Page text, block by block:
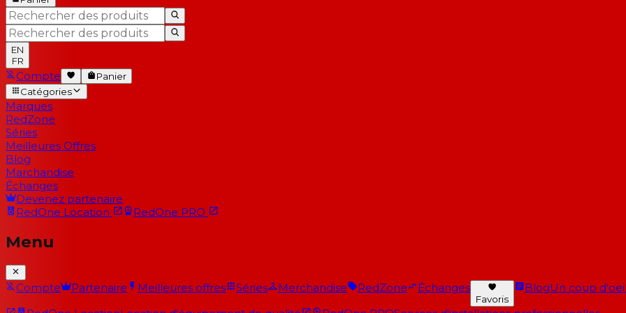
EN
FR
Compte
Panier
Catégories
Marques
RedZone
Séries
Meilleures Offres
Blog
Marchandise
Échanges
Devenez partenaire
RedOne Location RedOne PRO
Menu
Compte Partenaire Meilleures offres Séries Merchandise RedZone Échanges
Favoris
BlogUn coup